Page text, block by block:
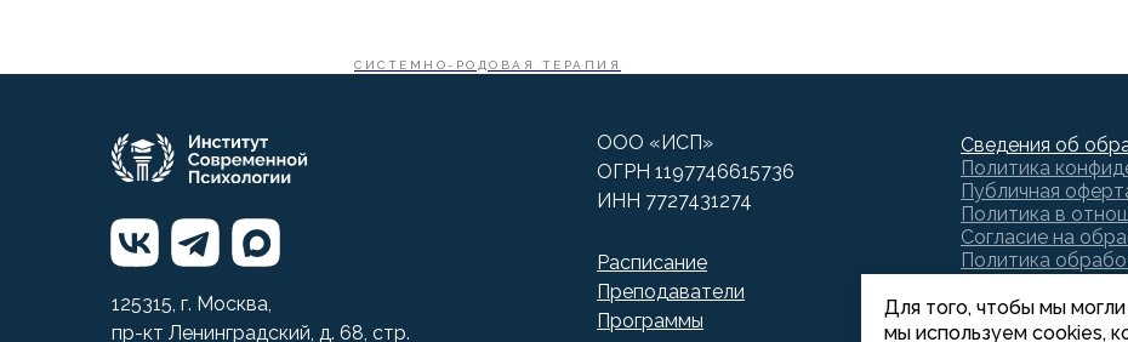
Для того, чтобы мы
мы используем cookies,
СИСТЕМНО-РОДОВАЯ ТЕРАПИЯ
Сведения об
Политика
Публичная
Политика в
Согласие на
Политика
ООО «ИСП»
ОГРН 1197746615736
ИНН 7727431274
125315, г. Москва,
пр-кт Ленинградский, д. 68, стр.
Расписание
Преподаватели
Программы